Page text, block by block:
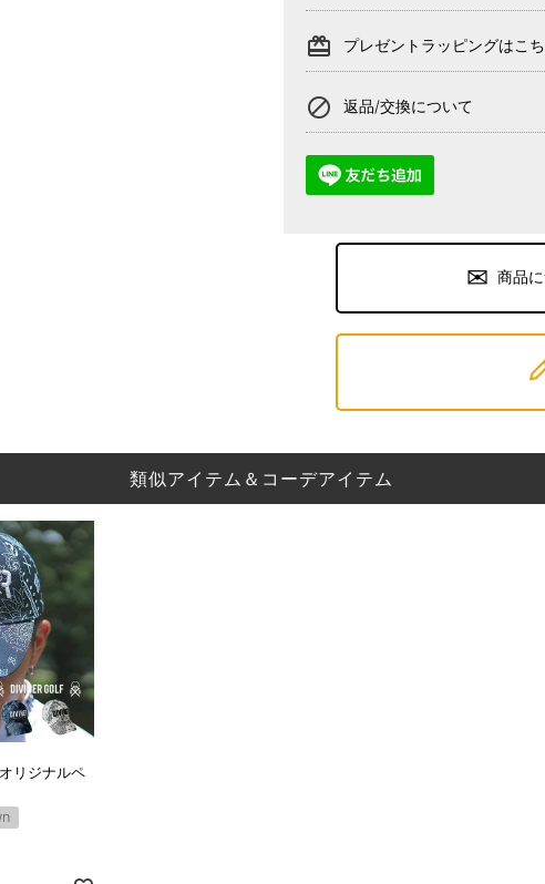
card_giftcard プレゼントラッピングはこ
block 返品/交換について
商品
類似アイテム＆コーデアイテム
リジナルペ